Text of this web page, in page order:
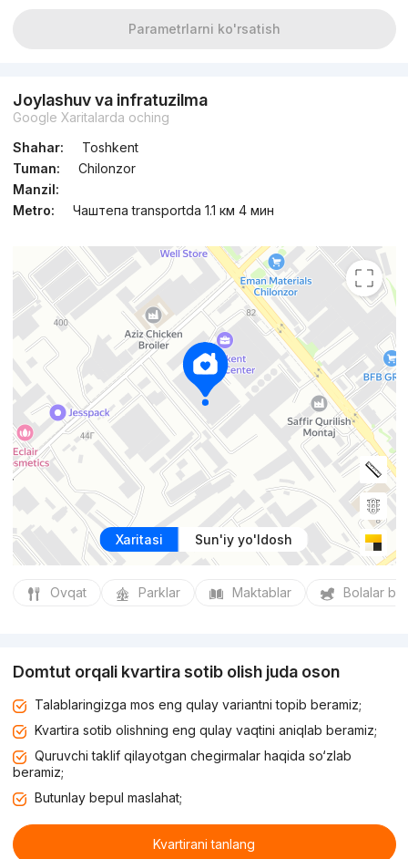
Parametrlarni ko'rsatish
Joylashuv va infratuzilma
Google Xaritalarda oching
Shahar:
Toshkent
Tuman:
Chilonzor
Manzil:
Metro:
Чаштепа transportda 1.1 км 4 мин
Xaritasi Sun'iy yo'ldosh
Ovqat Parklar Maktablar Bolalar
Domtut orqali kvartira sotib olish juda oson
Talablaringizga mos eng qulay variantni topib beramiz;
Kvartira sotib olishning eng qulay vaqtini aniqlab beramiz;
Quruvchi taklif qilayotgan chegirmalar haqida so‘zlab
beramiz;
Butunlay bepul maslahat;
Kvartirani tanlang